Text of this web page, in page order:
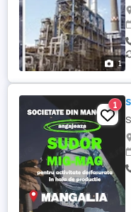
1
1